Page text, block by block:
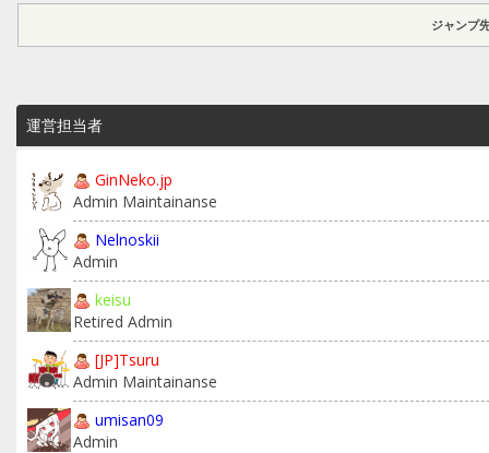
ジャンプ
運営担当者
GinNeko.jp
Admin Maintainanse
Nelnoskii
Admin
keisu
Retired Admin
[JP]Tsuru
Admin Maintainanse
umisan09
Admin